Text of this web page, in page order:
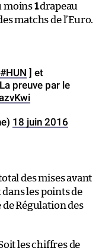
moins1drapeau
matchs de l’Euro.
#HUN ] et
preuve par le
18 juin 2016
des mises avant
les points de
de Régulation des
les chiffres de